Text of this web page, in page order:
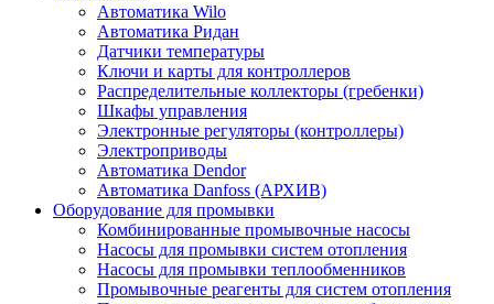
Автоматика Wilo
Автоматика Ридан
Датчики температуры
Ключи и карты для контроллеров
Распределительные коллекторы (гребенки)
Шкафы управления
Электронные регуляторы (контроллеры)
Электроприводы
Автоматика Dendor
Автоматика Danfoss (АРХИВ)
Оборудование для промывки
Комбинированные промывочные насосы
Насосы для промывки систем отопления
Насосы для промывки теплообменников
Промывочные реагенты для систем отопления